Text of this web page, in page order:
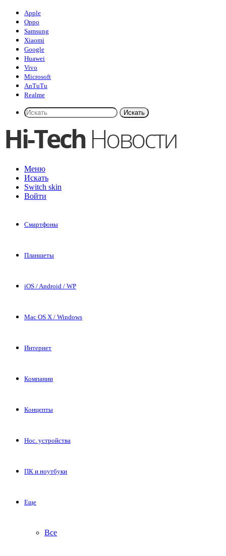
Apple
Oppo
Samsung
Xiaomi
Google
Huawei
Vivo
Microsoft
AnTuTu
Realme
Искать
Меню
Искать
Switch skin
Войти
Смартфоны
Планшеты
iOS / Android / WP
Mac OS X / Windows
Интернет
Компании
Концепты
Нос. устройства
ПК и ноутбуки
Еще
Все